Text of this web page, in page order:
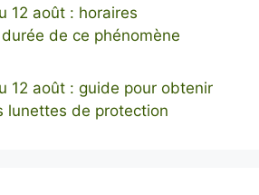
12 août : horaires
de ce phénomène
12 août : guide pour obtenir
lunettes de protection